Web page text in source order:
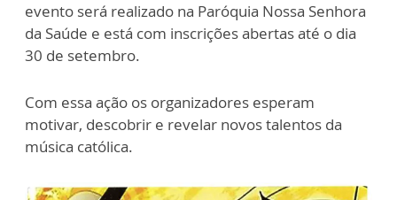
evento será realizado na Paróquia Nossa Senhora
da Saúde e está com inscrições abertas até o dia
30 de setembro.
Com essa ação os organizadores esperam
motivar, descobrir e revelar novos talentos da
música católica.